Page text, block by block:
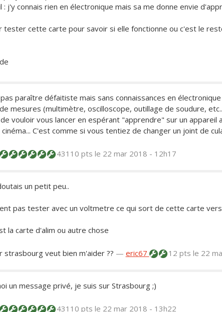
j'y connais rien en électronique mais sa me donne envie
tester cette carte pour savoir si elle fonctionne ou c'est le
paraître défaitiste mais sans connaissances en
mesures (multimètre, oscilloscope, outillage de soudure,
vouloir vous lancer en espérant "apprendre" sur un appareil
C'est comme si vous tentiez de changer un joint de
43110 pts le 22 mar 2018 - 12h17
un petit peu..
pas tester avec un voltmetre ce qui sort de cette carte vers
la carte d'alim ou autre chose
strasbourg veut bien m'aider ?? — eric67 12 pts le 22
un message privé, je suis sur Strasbourg ;)
43110 pts le 22 mar 2018 - 13h22